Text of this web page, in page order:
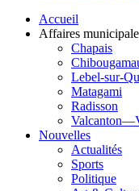
Accueil
Affaires
Chapais
Lebel-sur-
Matagami
Radisson
Nouvelles
Actualités
Sports
Politique